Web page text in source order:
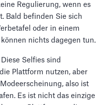
Regulierung, wenn es
Bald befinden Sie sich
oder in einem
nichts dagegen tun.
Selfies sind
Plattform nutzen, aber
also ist
Es ist nicht das einzige